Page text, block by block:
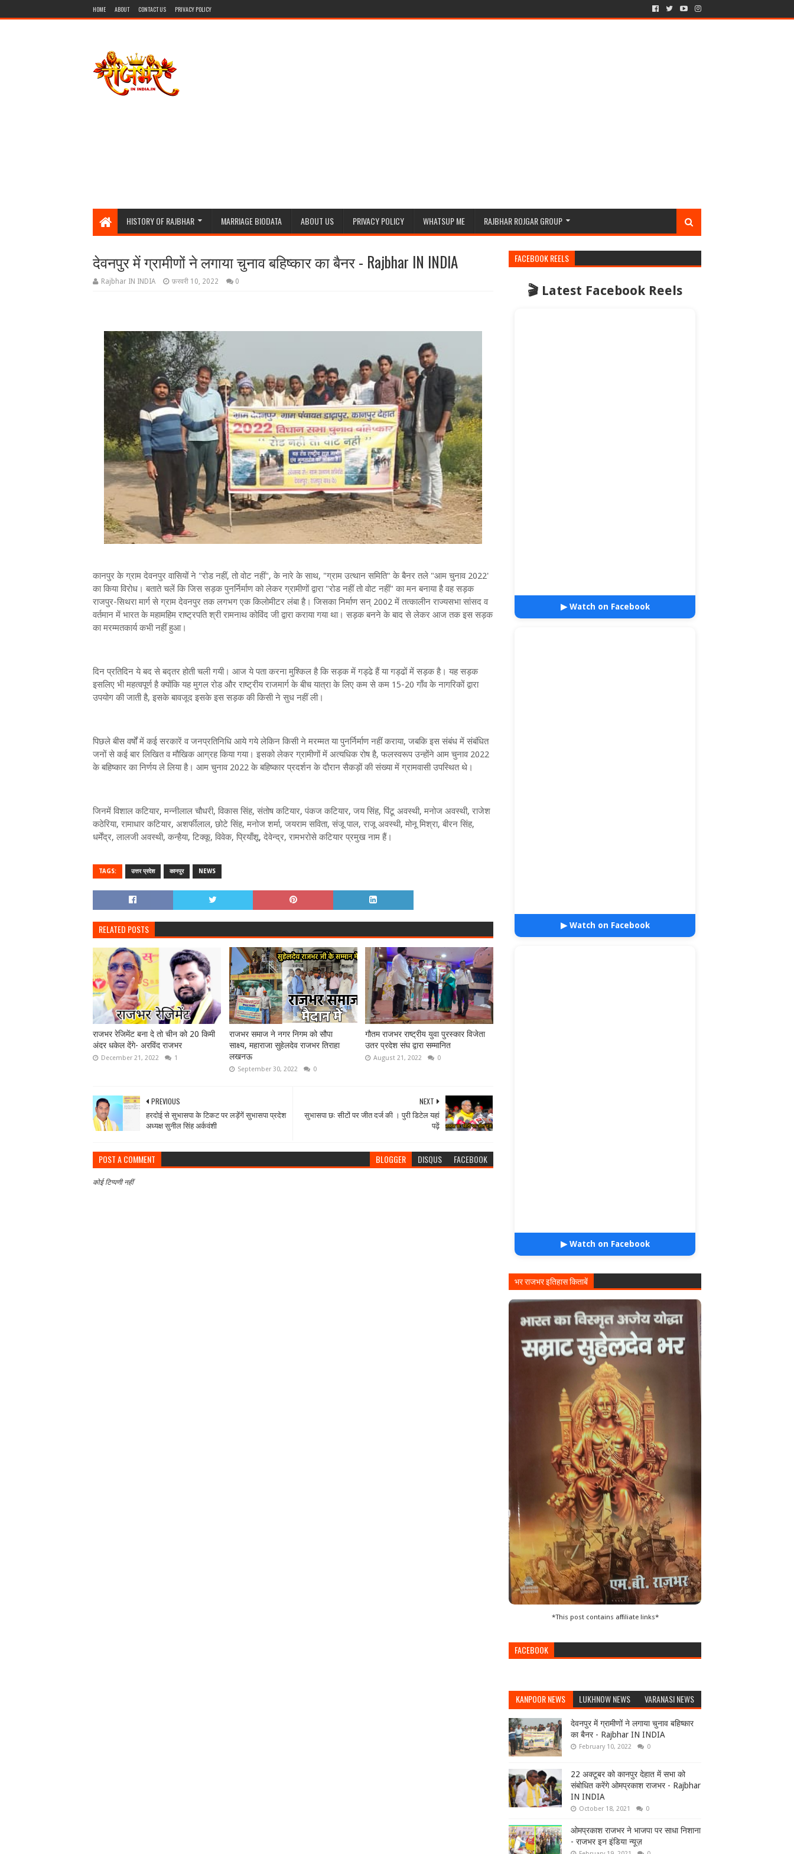
HOME ABOUT CONTACT US PRIVACY POLICY
HISTORY OF RAJBHAR MARRIAGE BIODATA ABOUT US PRIVACY POLICY WHATSUP ME RAJBHAR ROJGAR GROUP
देवनपुर में ग्रामीणों ने लगाया चुनाव बहिष्कार का बैनर - Rajbhar IN INDIA
Rajbhar IN INDIA फ़रवरी 10, 2022 0
कानपुर के ग्राम देवनपुर वासियों ने "रोड नहीं, तो वोट नहीं", के नारे के साथ, "ग्राम उत्थान समिति" के बैनर तले "आम चुनाव 2022'
का किया विरोध। बताते चलें कि जिस सड़क पुनर्निर्माण को लेकर ग्रामीणों द्वारा "रोड नहीं तो वोट नहीं" का मन बनाया है वह सड़क
राजपुर-सिथरा मार्ग से ग्राम देवनपुर तक लगभग एक किलोमीटर लंबा है। जिसका निर्माण सन् 2002 में तत्कालीन राज्यसभा सांसद व
वर्तमान में भारत के महामहिम राष्ट्रपति श्री रामनाथ कोविंद जी द्वारा कराया गया था। सड़क बनने के बाद से लेकर आज तक इस सड़क
का मरम्मतकार्य कभी नहीं हुआ।
दिन प्रतिदिन ये बद से बद्तर होती चली गयी। आज ये पता करना मुश्किल है कि सड़क में गड्ढे हैं या गड्ढों में सड़क है। यह सड़क
इसलिए भी महत्वपूर्ण है क्योंकि यह मुगल रोड और राष्ट्रीय राजमार्ग के बीच यात्रा के लिए कम से कम 15-20 गाँव के नागरिकों द्वारा
उपयोग की जाती है, इसके बावजूद इसके इस सड़क की किसी ने सुध नहीं ली।
पिछले बीस वर्षों में कई सरकारें व जनप्रतिनिधि आये गये लेकिन किसी ने मरम्मत या पुनर्निर्माण नहीं कराया, जबकि इस संबंध में संबंधित
जनों से कई बार लिखित व मौखिक आग्रह किया गया। इसको लेकर ग्रामीणों में अत्यधिक रोष है, फलस्वरूप उन्होंने आम चुनाव 2022
के बहिष्कार का निर्णय ले लिया है। आम चुनाव 2022 के बहिष्कार प्रदर्शन के दौरान सैकड़ों की संख्या में ग्रामवासी उपस्थित थे।
जिनमें विशाल कटियार, मन्नीलाल चौधरी, विकास सिंह, संतोष कटियार, पंकज कटियार, जय सिंह, पिंटू अवस्थी, मनोज अवस्थी, राजेश
कठेरिया, रामाधार कटियार, अशर्फीलाल, छोटे सिंह, मनोज शर्मा, जयराम सविता, संजू पाल, राजू अवस्थी, मोनू मिश्रा, बीरन सिंह,
धर्मेंद्र, लालजी अवस्थी, कन्हैया, टिक्कू, विवेक, प्रियाँशू, देवेन्द्र, रामभरोसे कटियार प्रमुख नाम हैं।
TAGS: उत्तर प्रदेश कानपुर NEWS
RELATED POSTS
राजभर रेजिमेंट बना दे तो चीन को 20 किमी
अंदर धकेल देंगे- अरविंद राजभर
December 21, 2022 1
राजभर समाज ने नगर निगम को सौपा
साक्ष्य, महाराजा सुहेलदेव राजभर तिराहा
लखनऊ
September 30, 2022 0
गौतम राजभर राष्ट्रीय युवा पुरस्कार विजेता
उतर प्रदेश संघ द्वारा सम्मानित
August 21, 2022 0
NEXT
सुभासपा छः सीटों पर जीत दर्ज की । पुरी डिटेल यहां
पढ़ें
PREVIOUS
हरदोई से सुभासपा के टिकट पर लड़ेंगें सुभासपा प्रदेश
अध्यक्ष सुनील सिंह अर्कवंशी
POST A COMMENT BLOGGER DISQUS FACEBOOK
कोई टिप्पणी नहीं
FACEBOOK REELS
🎬 Latest Facebook Reels
▶ Watch on Facebook
▶ Watch on Facebook
▶ Watch on Facebook
भर राजभर इतिहास किताबें
*This post contains affiliate links*
देवनपुर में ग्रामीणों ने लगाया चुनाव बहिष्कार
का बैनर - Rajbhar IN INDIA
February 10, 2022 0
संबोधित करेंगे ओमप्रकाश राजभर - Rajbhar
IN INDIA
October 18, 2021 0
ओमप्रकाश राजभर ने भाजपा पर साधा निशाना
- राजभर इन इंडिया न्यूज़
February 19, 2021 0